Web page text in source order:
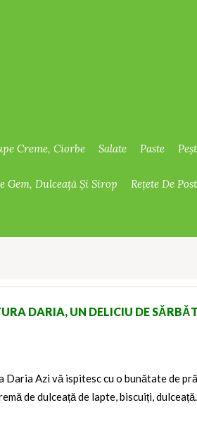
Creme, Ciorbe Salate Paste
Gem, Dulceață Și Sirop Rețete De Post
DARIA, UN DELICIU DE
Daria Azi vă ispitesc cu o bunătate de
de dulceață de lapte, biscuiți,